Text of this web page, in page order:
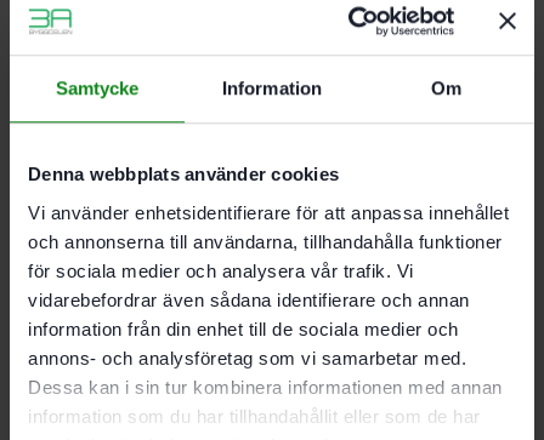
Samtycke Information Om
Denna webbplats använder cookies
Vi använder enhetsidentifierare för att anpassa innehållet
och annonserna till användarna, tillhandahålla funktioner
för sociala medier och analysera vår trafik. Vi
vidarebefordrar även sådana identifierare och annan
information från din enhet till de sociala medier och
annons- och analysföretag som vi samarbetar med.
Dessa kan i sin tur kombinera informationen med annan
information som du har tillhandahållit eller som de har
lev.omfattning:
Passar till.
RO 150, ES 150, ETS 150, ETSC 2 150, ETS EC 150, LEX
150, WTS 150, HSK-D 150
Det finns inga recensioner än.
Bli först med att recensera ”Festool Slippapper D150 S